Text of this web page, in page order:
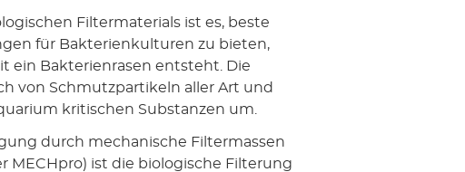
Filtermaterials ist es, beste
für Bakterienkulturen zu bieten,
ein Bakterienrasen entsteht. Die
von Schmutzpartikeln aller Art und
kritischen Substanzen um.
durch mechanische Filtermassen
MECHpro) ist die biologische Filterung